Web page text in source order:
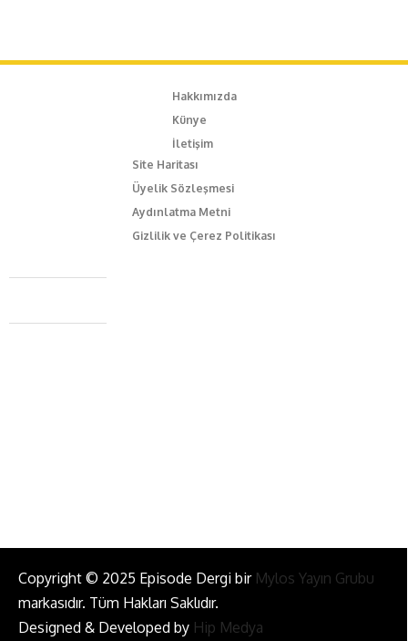
Hakkımızda
Künye
İletişim
Site Haritası
Üyelik Sözleşmesi
Aydınlatma Metni
Gizlilik ve Çerez Politikası
Caferağa Mah. Dr. Şakir Paşa Sok. No3/A Kadıköy İstanbul
+90 543 345 46 00
Copyright © 2025 Episode Dergi bir Mylos Yayın Grubu
markasıdır. Tüm Hakları Saklıdır.
Designed & Developed by Hip Medya